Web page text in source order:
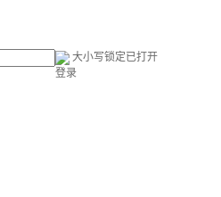
大小写锁定已打开
登录